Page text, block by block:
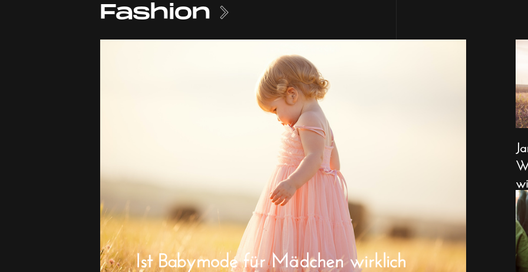
Fashion
Ist Babymode für Mädchen wirklich